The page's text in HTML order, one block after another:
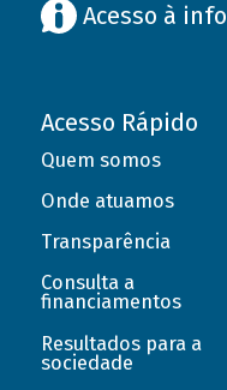
Acesso à
Acesso Rápido
Quem somos
Onde atuamos
Transparência
Consulta a
financiamentos
Resultados para a
sociedade